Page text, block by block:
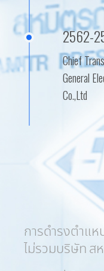
2562-
Chief
General
Co.,Ltd
การดำรงตำแ
ไม่รวมบริษัท ส